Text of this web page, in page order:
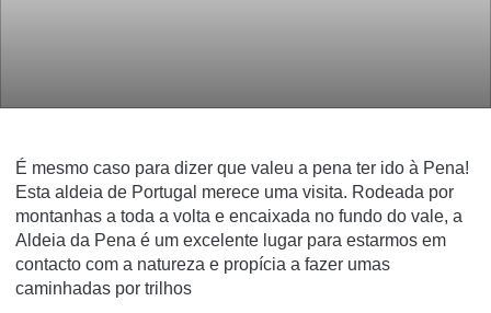
É mesmo caso para dizer que valeu a pena ter ido à Pena!
Esta aldeia de Portugal merece uma visita. Rodeada por
montanhas a toda a volta e encaixada no fundo do vale, a
Aldeia da Pena é um excelente lugar para estarmos em
contacto com a natureza e propícia a fazer umas
caminhadas por trilhos